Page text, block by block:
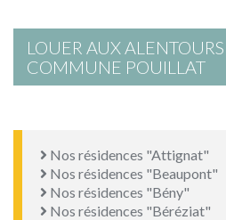
LOUER AUX
COMMUNE POUILLAT
Nos résidences "Attignat"
Nos résidences "Beaupont"
Nos résidences "Bény"
Nos résidences "Béréziat"